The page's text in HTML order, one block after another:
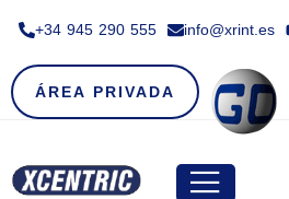
+34 945 290 555​ info@xrint.es
ÁREA PRIVADA